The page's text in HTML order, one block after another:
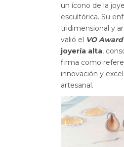
un ícono de la
escultórica. Su
tridimensional y
valió el VO Award
joyería alta,
firma como
innovación y
artesanal.